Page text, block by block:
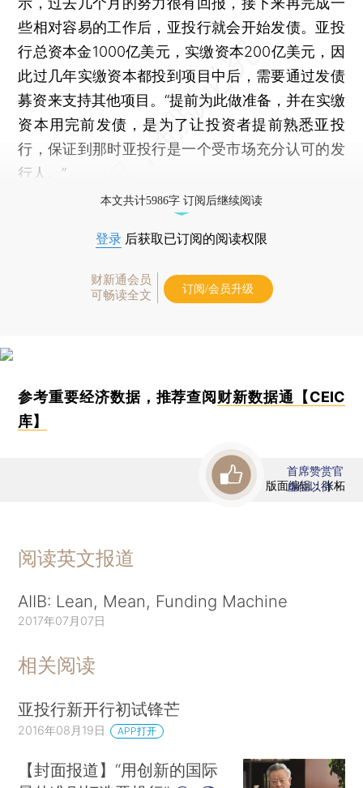
些相对容易的工作后，亚投行就会开始发债。亚投
行总资本金1000亿美元，实缴资本200亿美元，因
此过几年实缴资本都投到项目中后，需要通过发债
募资来支持其他项目。“提前为此做准备，并在实缴
资本用完前发债，是为了让投资者提前熟悉亚投
行，保证到那时亚投行是一个受市场充分认可的发
行人。”
本文共计5986字 订阅后继续阅读
登录 后获取已订阅的阅读权限
财新通会员
可畅读全文
订阅/会员升级
参考重要经济数据，推荐查阅 财新数据通【CEIC
库】
版面编辑：张柘
首席赞赏官
虚位以待
阅读英文报道
AIIB: Lean, Mean, Funding Machine
2017年07月07日
相关阅读
亚投行新开行初试锋芒
2016年08月19日 APP打开
【封面报道】“用创新的国际